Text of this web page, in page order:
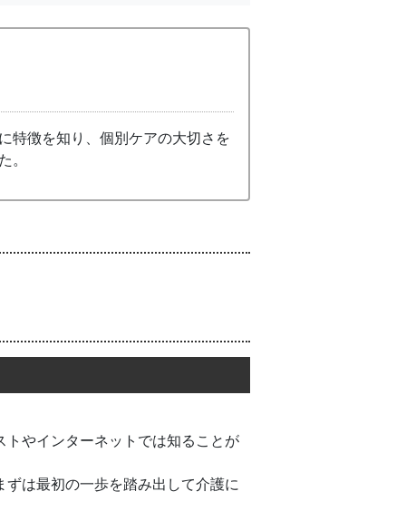
特徴を知り、個別ケアの大切さを
。
やインターネットでは知ることが
は最初の一歩を踏み出して介護に